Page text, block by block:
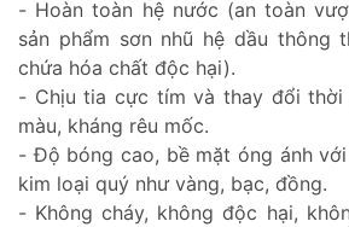
- Hoàn toàn hệ nước (an toàn
sản phẩm sơn nhũ hệ dầu thông
chứa hóa chất độc hại).
- Chịu tia cực tím và thay đổi
màu, kháng rêu mốc.
- Độ bóng cao, bề mặt óng ánh
kim loại quý như vàng, bạc, đồng.
- Không cháy, không độc hại,